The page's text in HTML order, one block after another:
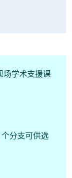
场学术支援课
个分支可供选